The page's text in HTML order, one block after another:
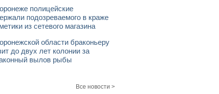
полицейские
подозреваемого в краже
из сетевого магазина
области браконьеру
до двух лет колонии за
вылов рыбы
Все новости >